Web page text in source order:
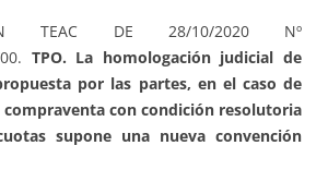
TEAC DE 28/10/2020 Nº
TPO. La homologación judicial de
por las partes, en el caso de
con condición resolutoria
supone una nueva convención